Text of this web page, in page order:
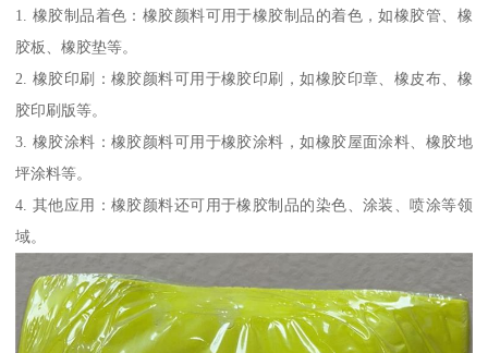
1. 橡胶制品着色：橡胶颜料可用于橡胶制品的着色，如橡胶管、橡
胶板、橡胶垫等。
2. 橡胶印刷：橡胶颜料可用于橡胶印刷，如橡胶印章、橡皮布、橡
胶印刷版等。
3. 橡胶涂料：橡胶颜料可用于橡胶涂料，如橡胶屋面涂料、橡胶地
坪涂料等。
4. 其他应用：橡胶颜料还可用于橡胶制品的染色、涂装、喷涂等领
域。